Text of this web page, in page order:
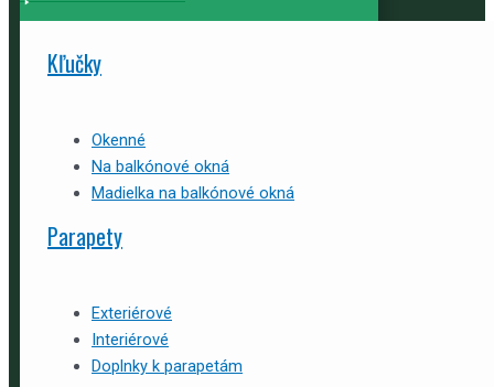
Kľučky
Okenné
Na balkónové okná
Madielka na balkónové okná
Parapety
Exteriérové
Interiérové
Doplnky k parapetám